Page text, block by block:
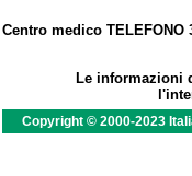
Centro medico TELEFONO
Le informazioni
Copyright © 2000-2023